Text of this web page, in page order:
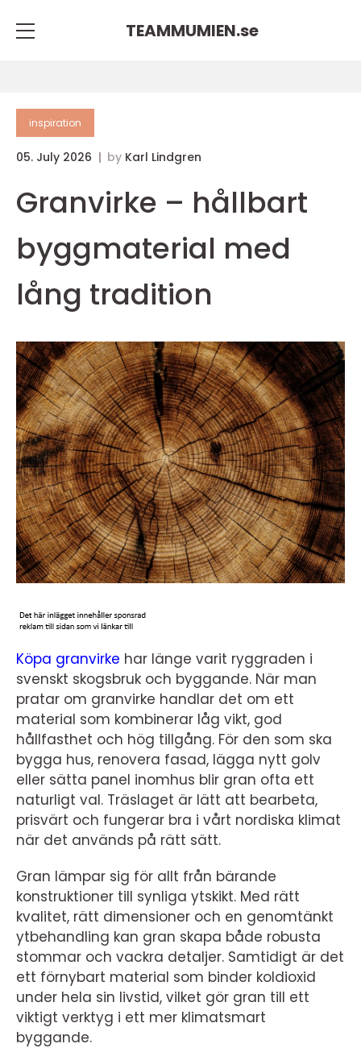
TEAMMUMIEN.se
inspiration
05. July 2026 by Karl Lindgren
Granvirke – hållbart
byggmaterial med
lång tradition
Köpa granvirke har länge varit ryggraden i
svenskt skogsbruk och byggande. När man
pratar om granvirke handlar det om ett
material som kombinerar låg vikt, god
hållfasthet och hög tillgång. För den som ska
bygga hus, renovera fasad, lägga nytt golv
eller sätta panel inomhus blir gran ofta ett
naturligt val. Träslaget är lätt att bearbeta,
prisvärt och fungerar bra i vårt nordiska klimat
när det används på rätt sätt.
Gran lämpar sig för allt från bärande
konstruktioner till synliga ytskikt. Med rätt
kvalitet, rätt dimensioner och en genomtänkt
ytbehandling kan gran skapa både robusta
stommar och vackra detaljer. Samtidigt är det
ett förnybart material som binder koldioxid
under hela sin livstid, vilket gör gran till ett
viktigt verktyg i ett mer klimatsmart
byggande.